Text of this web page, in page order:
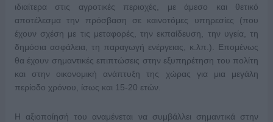
ιδιαίτερα στις αγροτικές περιοχές, με άμεσο και θετικό
αποτέλεσμα την πρόσβαση σε καινοτόμες υπηρεσίες (που
έχουν σχέση με τις μεταφορές, την εκπαίδευση, την υγεία, τη
δημόσια ασφάλεια, τη παραγωγή ενέργειας, κ.λπ.). Επομένως
θα έχουν σημαντικές επιπτώσεις στην εξυπηρέτηση του πολίτη
και στην οικονομική ανάπτυξη της χώρας για μια μεγάλη
περίοδο χρόνου, ίσως και 15-20 ετών.
Η αξιοποίησή του αναμένεται να συμβάλλει σημαντικά στην